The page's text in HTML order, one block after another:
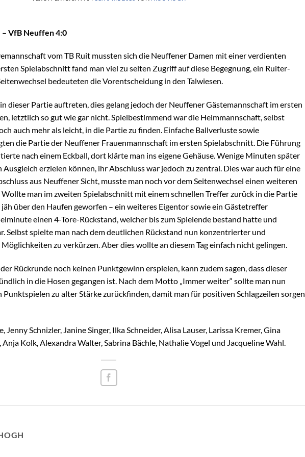
VfB Neuffen 4:0
vom TB Ruit mussten sich die Neuffener Damen mit einer verdienten
Spielabschnitt fand man viel zu selten Zugriff auf diese Begegnung, ein Ruiter-
bedeuteten die Vorentscheidung in den Talwiesen.
dieser Partie auftreten, dies gelang jedoch der Neuffener Gästemannschaft im ersten
letztlich so gut wie gar nicht. Spielbestimmend war die Heimmannschaft, selbst
auch mehr als leicht, in die Partie zu finden. Einfache Ballverluste sowie
die Partie der Neuffener Frauenmannschaft im ersten Spielabschnitt. Die Führung
nach einem Eckball, dort klärte man ins eigene Gehäuse. Wenige Minuten später
erzielen können, ihr Abschluss war jedoch zu zentral. Dies war auch für eine
aus Neuffener Sicht, musste man noch vor dem Seitenwechsel einen weiteren
man im zweiten Spielabschnitt mit einem schnellen Treffer zurück in die Partie
über den Haufen geworfen – ein weiteres Eigentor sowie ein Gästetreffer
einen 4-Tore-Rückstand, welcher bis zum Spielende bestand hatte und
Selbst spielte man nach dem deutlichen Rückstand nun konzentrierter und
zu verkürzen. Aber dies wollte an diesem Tag einfach nicht gelingen.
Rückrunde noch keinen Punktgewinn erspielen, kann zudem sagen, dass dieser
in die Hosen gegangen ist. Nach dem Motto „Immer weiter“ sollte man nun
zu alter Stärke zurückfinden, damit man für positiven Schlagzeilen sorgen
Jenny Schnizler, Janine Singer, Ilka Schneider, Alisa Lauser, Larissa Kremer, Gina
Kolk, Alexandra Walter, Sabrina Bächle, Nathalie Vogel und Jacqueline Wahl.